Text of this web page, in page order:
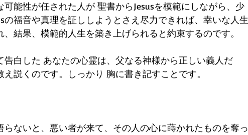
能性が任された人が 聖書からJesusを模範にしながら、少
の福音や真理を証ししようとさえ尽力できれば、幸いな人生
結果、模範的人生を築き上げられると約束するのです。
告白した あなたの心霊は、父なる神様から正しい義人だ
説くのです。しっかり 胸に書き記すことです。
らないと、悪い者が来て、その人の心に蒔かれたものを奪っ